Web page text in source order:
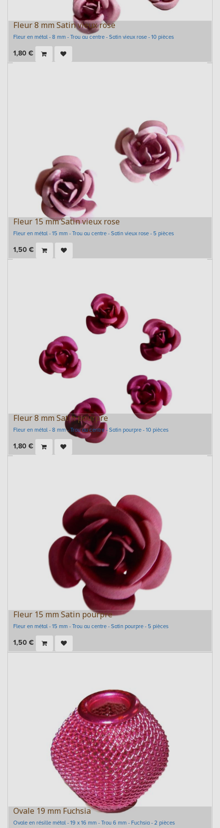
Fleur 8 mm Satin vieux rose
Fleur en métal - 8 mm - Trou au centre - Satin vieux rose - 10 pièces
1,80 €
Fleur 15 mm Satin vieux rose
Fleur en métal - 15 mm - Trou au centre - Satin vieux rose - 5 pièces
1,50 €
Fleur 8 mm Satin pourpre
Fleur en métal - 8 mm - Trou au centre - Satin pourpre - 10 pièces
1,80 €
Fleur 15 mm Satin pourpre
Fleur en métal - 15 mm - Trou au centre - Satin pourpre - 5 pièces
1,50 €
Ovale 19 mm Fuchsia
Ovale en résille métal - 19 x 16 mm - Trou 6 mm - Fuchsia - 2 pièces